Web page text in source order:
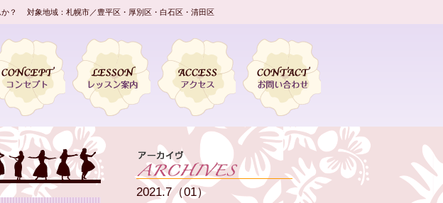
か？ 対象地域：札幌市／豊平区・厚別区・白石区・清田区
2021.7（01）